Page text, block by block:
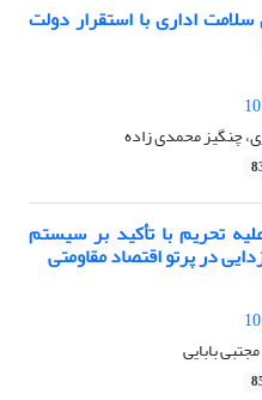
اداری با استقرار دولت
چنگیز محمدی زاده
تحریم با تأکید بر سیستم
در پرتو اقتصاد مقاومتی
بابایی